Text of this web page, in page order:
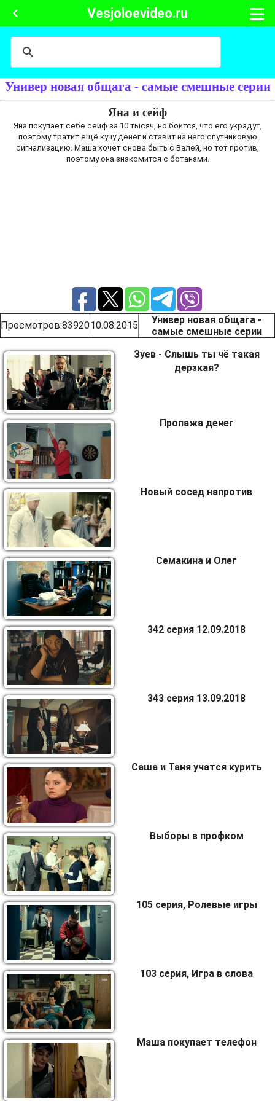
Vesjoloevideo.ru
Универ новая общага - самые смешные серии
Яна и сейф
Яна покупает себе сейф за 10 тысяч, но боится, что его украдут,
поэтому тратит ещё кучу денег и ставит на него спутниковую
сигнализацию. Маша хочет снова быть с Валей, но тот против,
поэтому она знакомится с ботанами.
Просмотров:8392010.08.2015
Универ новая общага -
самые смешные серии
Зуев - Слышь ты чё такая
дерзкая?
Пропажа денег
Новый сосед напротив
Семакина и Олег
342 серия 12.09.2018
343 серия 13.09.2018
Саша и Таня учатся курить
Выборы в профком
105 серия, Ролевые игры
103 серия, Игра в слова
Маша покупает телефон